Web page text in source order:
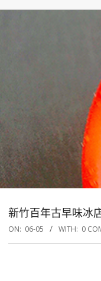
新竹百年古早味冰
ON: 06-05 WITH: 0